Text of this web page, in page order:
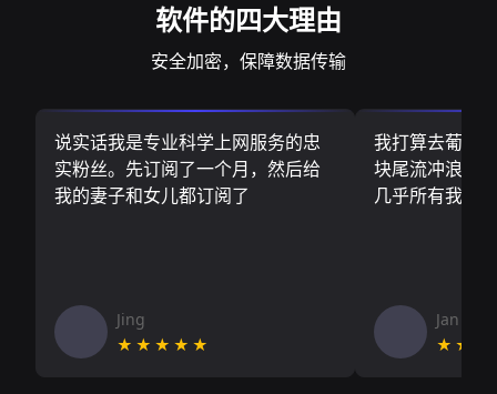
软件的四大理由
安全加密，保障数据传输
说实话我是专业科学上网服务的忠
实粉丝。先订阅了一个月，然后给
我的妻子和女儿都订阅了
Jing
★★★★★
我打算去葡萄
块尾流冲浪板
几乎所有我需
Jan V